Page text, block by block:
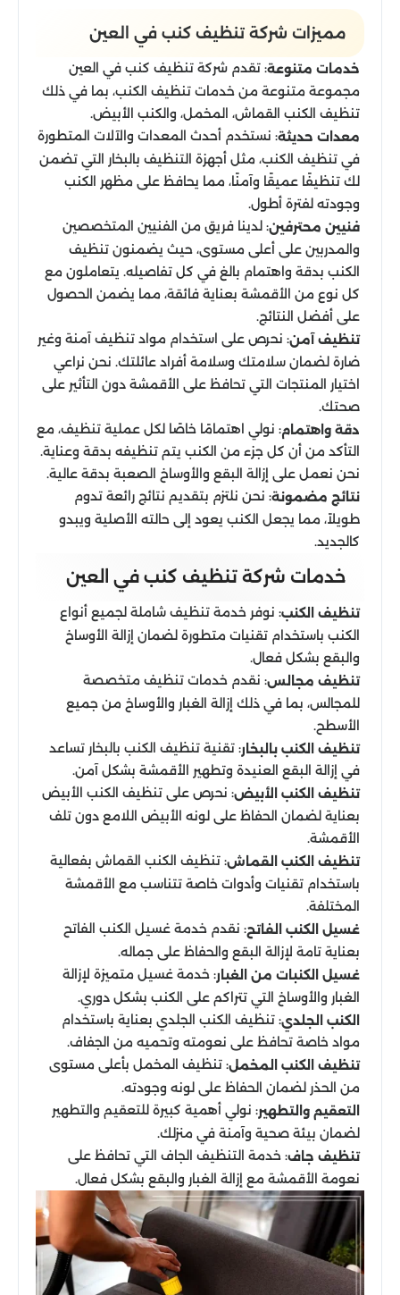
مميزات شركة تنظيف كنب في العين
خدمات متنوعة: تقدم شركة تنظيف كنب في العين
مجموعة متنوعة من خدمات تنظيف الكنب، بما في ذلك
تنظيف الكنب القماش، المخمل، والكنب الأبيض.
معدات حديثة: نستخدم أحدث المعدات والآلات المتطورة
في تنظيف الكنب، مثل أجهزة التنظيف بالبخار التي تضمن
لك تنظيفًا عميقًا وآمنًا، مما يحافظ على مظهر الكنب
وجودته لفترة أطول.
فنيين محترفين: لدينا فريق من الفنيين المتخصصين
والمدربين على أعلى مستوى، حيث يضمنون تنظيف
الكنب بدقة واهتمام بالغ في كل تفاصيله. يتعاملون مع
كل نوع من الأقمشة بعناية فائقة، مما يضمن الحصول
على أفضل النتائج.
تنظيف آمن: نحرص على استخدام مواد تنظيف آمنة وغير
ضارة لضمان سلامتك وسلامة أفراد عائلتك. نحن نراعي
اختيار المنتجات التي تحافظ على الأقمشة دون التأثير على
صحتك.
دقة واهتمام: نولي اهتمامًا خاصًا لكل عملية تنظيف، مع
التأكد من أن كل جزء من الكنب يتم تنظيفه بدقة وعناية.
نحن نعمل على إزالة البقع والأوساخ الصعبة بدقة عالية.
نتائج مضمونة: نحن نلتزم بتقديم نتائج رائعة تدوم
طويلاً، مما يجعل الكنب يعود إلى حالته الأصلية ويبدو
كالجديد.
خدمات شركة تنظيف كنب في العين
تنظيف الكنب: نوفر خدمة تنظيف شاملة لجميع أنواع
الكنب باستخدام تقنيات متطورة لضمان إزالة الأوساخ
والبقع بشكل فعال.
تنظيف مجالس: نقدم خدمات تنظيف متخصصة
للمجالس، بما في ذلك إزالة الغبار والأوساخ من جميع
الأسطح.
تنظيف الكنب بالبخار: تقنية تنظيف الكنب بالبخار تساعد
في إزالة البقع العنيدة وتطهير الأقمشة بشكل آمن.
تنظيف الكنب الأبيض: نحرص على تنظيف الكنب الأبيض
بعناية لضمان الحفاظ على لونه الأبيض اللامع دون تلف
الأقمشة.
تنظيف الكنب القماش: تنظيف الكنب القماش بفعالية
باستخدام تقنيات وأدوات خاصة تتناسب مع الأقمشة
المختلفة.
غسيل الكنب الفاتح: نقدم خدمة غسيل الكنب الفاتح
بعناية تامة لإزالة البقع والحفاظ على جماله.
غسيل الكنبات من الغبار: خدمة غسيل متميزة لإزالة
الغبار والأوساخ التي تتراكم على الكنب بشكل دوري.
الكنب الجلدي: تنظيف الكنب الجلدي بعناية باستخدام
مواد خاصة تحافظ على نعومته وتحميه من الجفاف.
تنظيف الكنب المخمل: تنظيف المخمل بأعلى مستوى
من الحذر لضمان الحفاظ على لونه وجودته.
التعقيم والتطهير: نولي أهمية كبيرة للتعقيم والتطهير
لضمان بيئة صحية وآمنة في منزلك.
تنظيف جاف: خدمة التنظيف الجاف التي تحافظ على
نعومة الأقمشة مع إزالة الغبار والبقع بشكل فعال.